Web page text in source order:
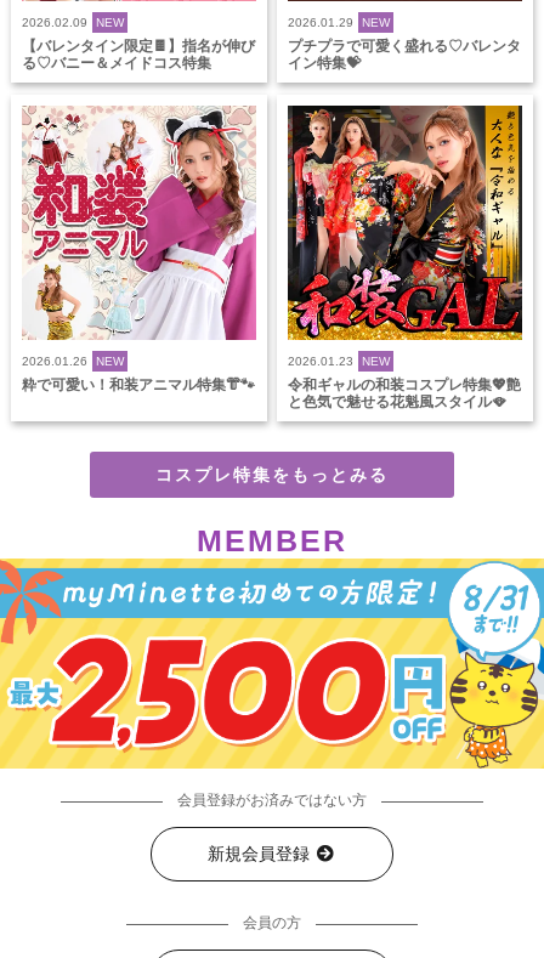
2026.02.09 NEW
【バレンタイン限定🍫】指名が伸び
る♡バニー＆メイドコス特集
2026.01.29 NEW
プチプラで可愛く盛れる♡バレンタ
イン特集💝
2026.01.26 NEW
粋で可愛い！和装アニマル特集👘🐾
2026.01.23 NEW
令和ギャルの和装コスプレ特集💖艶
と色気で魅せる花魁風スタイル🪭
コスプレ特集をもっとみる
MEMBER
会員登録がお済みではない方
新規会員登録
会員の方